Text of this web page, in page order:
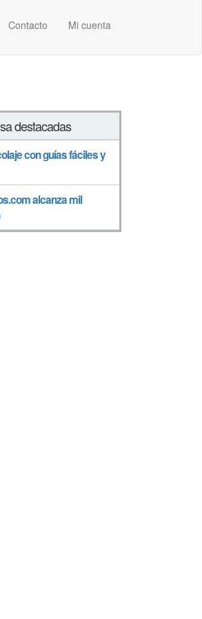
Contacto Mi cuenta
destacadas
con guías fáciles y
alcanza mil